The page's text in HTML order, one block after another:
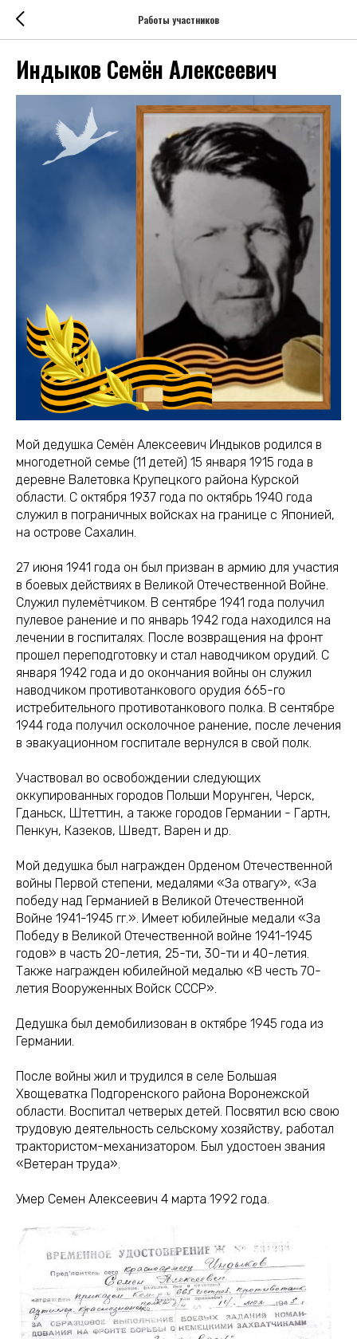
Работы участников
Индыков Семён Алексеевич
Мой дедушка Семён Алексеевич Индыков родился в
многодетной семье (11 детей) 15 января 1915 года в
деревне Валетовка Крупецкого района Курской
области. С октября 1937 года по октябрь 1940 года
служил в пограничных войсках на границе с Японией,
на острове Сахалин.
27 июня 1941 года он был призван в армию для участия
в боевых действиях в Великой Отечественной Войне.
Служил пулемётчиком. В сентябре 1941 года получил
пулевое ранение и по январь 1942 года находился на
лечении в госпиталях. После возвращения на фронт
прошел переподготовку и стал наводчиком орудий. С
января 1942 года и до окончания войны он служил
наводчиком противотанкового орудия 665-го
истребительного противотанкового полка. В сентябре
1944 года получил осколочное ранение, после лечения
в эвакуационном госпитале вернулся в свой полк.
Участвовал во освобождении следующих
оккупированных городов Польши Морунген, Черск,
Гданьск, Штеттин, а также городов Германии - Гартн,
Пенкун, Казеков, Шведт, Варен и др.
Мой дедушка был награжден Орденом Отечественной
войны Первой степени, медалями «За отвагу», «За
победу над Германией в Великой Отечественной
Войне 1941-1945 гг.». Имеет юбилейные медали «За
Победу в Великой Отечественной войне 1941-1945
годов» в часть 20-летия, 25-ти, 30-ти и 40-летия.
Также награжден юбилейной медалью «В честь 70-
летия Вооруженных Войск СССР».
Дедушка был демобилизован в октябре 1945 года из
Германии.
После войны жил и трудился в селе Большая
Хвощеватка Подгоренского района Воронежской
области. Воспитал четверых детей. Посвятил всю свою
трудовую деятельность сельскому хозяйству, работал
трактористом-механизатором. Был удостоен звания
«Ветеран труда».
Умер Семен Алексеевич 4 марта 1992 года.